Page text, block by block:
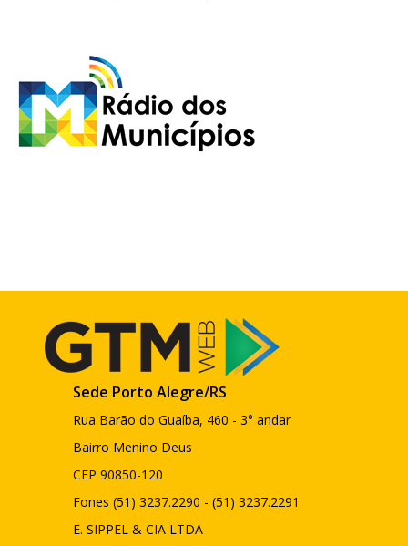
Sede Porto Alegre/RS
Rua Barão do Guaíba, 460 - 3° andar
Bairro Menino Deus
CEP 90850-120
Fones (51) 3237.2290 - (51) 3237.2291
E. SIPPEL & CIA LTDA